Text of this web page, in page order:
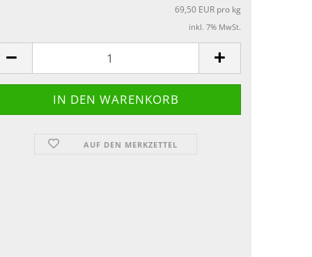
69,50 EUR pro kg
inkl. 7% MwSt.
AUF DEN MERKZETTEL